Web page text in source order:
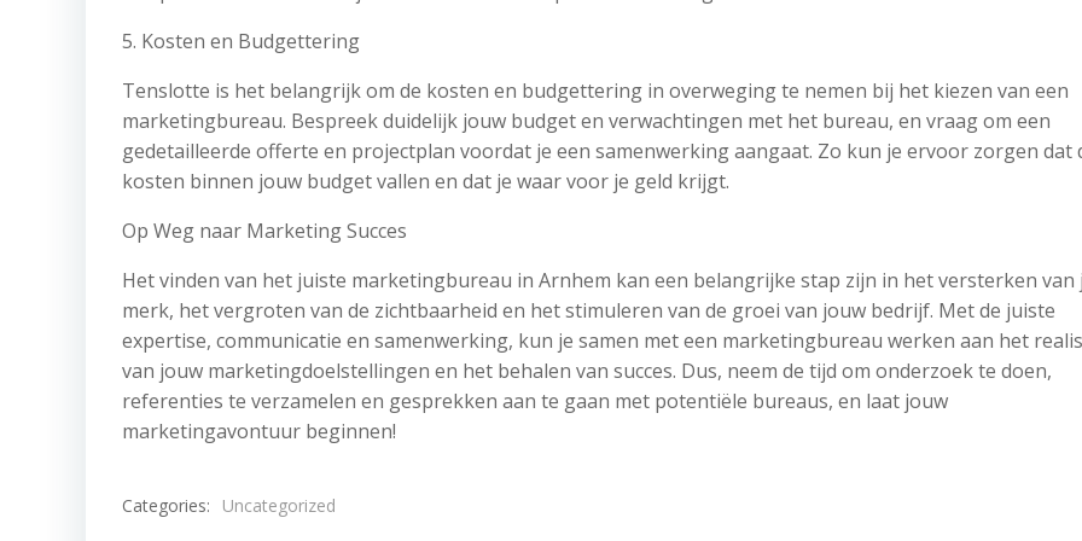
5. Kosten en Budgettering
Tenslotte is het belangrijk om de kosten en budgettering in overweging te nemen bij het kiezen van een
marketingbureau. Bespreek duidelijk jouw budget en verwachtingen met het bureau, en vraag om een
gedetailleerde offerte en projectplan voordat je een samenwerking aangaat. Zo kun je ervoor zorgen dat
kosten binnen jouw budget vallen en dat je waar voor je geld krijgt.
Op Weg naar Marketing Succes
Het vinden van het juiste marketingbureau in Arnhem kan een belangrijke stap zijn in het versterken van
merk, het vergroten van de zichtbaarheid en het stimuleren van de groei van jouw bedrijf. Met de juiste
expertise, communicatie en samenwerking, kun je samen met een marketingbureau werken aan het
van jouw marketingdoelstellingen en het behalen van succes. Dus, neem de tijd om onderzoek te doen,
referenties te verzamelen en gesprekken aan te gaan met potentiële bureaus, en laat jouw
marketingavontuur beginnen!
Categories: Uncategorized